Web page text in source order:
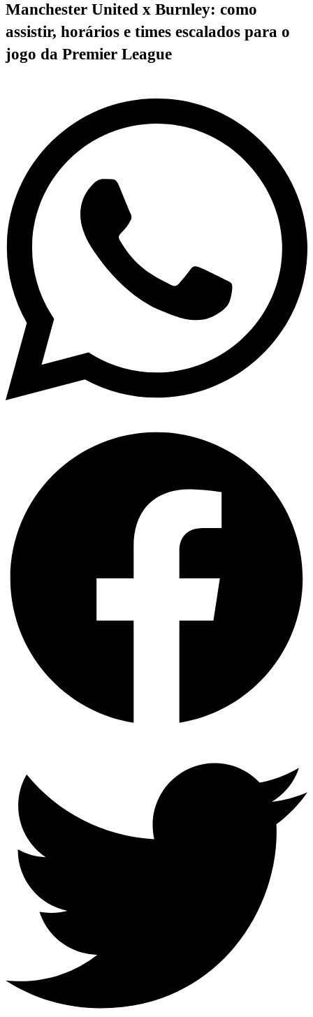
Manchester United x Burnley: como
assistir, horários e times escalados para o
jogo da Premier League